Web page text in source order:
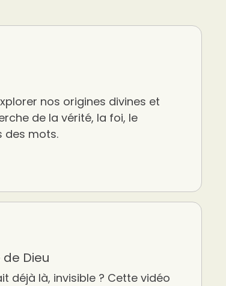
nos origines divines et
de la vérité, la foi, le
des mots.
Dieu
déjà là, invisible ? Cette vidéo